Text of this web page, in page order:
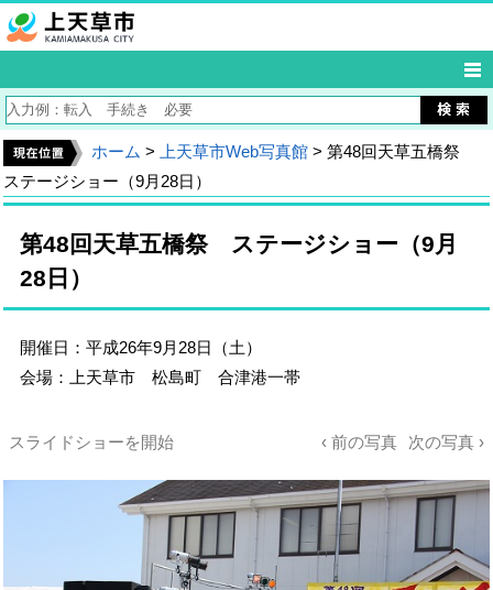
ホーム > 上天草市Web写真館 > 第48回天草五橋祭
ステージショー（9月28日）
第48回天草五橋祭 ステージショー（9月
28日）
開催日：平成26年9月28日（土）
会場：上天草市 松島町 合津港一帯
スライドショーを開始 ‹ 前の写真 次の写真 ›